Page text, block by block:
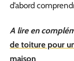
d’abord
A lire en
de toiture pour
maison